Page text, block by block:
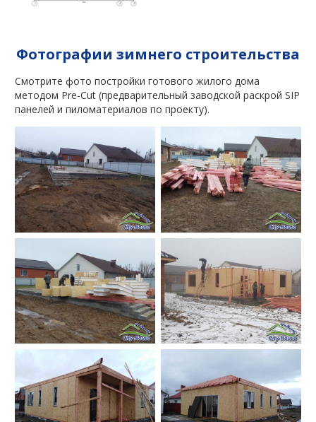
Фотографии зимнего строительства
Смотрите фото постройки готового жилого дома
методом Pre-Cut (предварительный заводской раскрой SIP
панелей и пиломатериалов по проекту).